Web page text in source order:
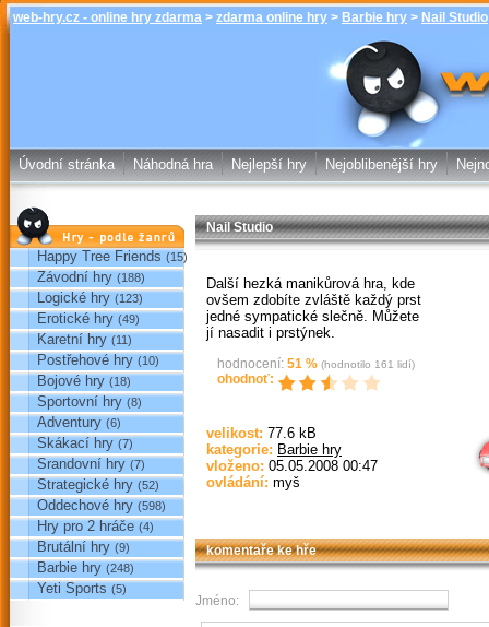
web-hry.cz - online hry zdarma > zdarma online hry > Barbie hry > Nail Studio
Nail Studio -
hry web-
Úvodní stránka Náhodná hra Nejlepší hry Nejoblibenější hry
Hry podle žánrů
Happy Tree Friends (15)
Závodní hry (188)
Logické hry (123)
Erotické hry (49)
Karetní hry (11)
Postřehové hry (10)
Bojové hry (18)
Sportovní hry (8)
Adventury (6)
Skákací hry (7)
Srandovní hry (7)
Strategické hry (52)
Oddechové hry (598)
Hry pro 2 hráče (4)
Brutální hry (9)
Barbie hry (248)
Yeti Sports (5)
Nail Studio
Další hezká manikůrová hra, kde
ovšem zdobíte zvláště každý prst
jedné sympatické slečně. Můžete
jí nasadit i prstýnek.
hodnocení: 51 % (hodnotilo 161 lidí)
ohodnoť:
velikost: 77.6 kB
kategorie: Barbie hry
vloženo: 05.05.2008 00:47
ovládání: myš
komentaře ke hře
Jméno: